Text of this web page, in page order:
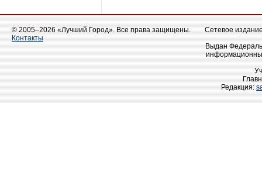
© 2005–2026 «Лучший Город». Все права защищены.
Контакты
Сетевое
Выдан
Редакция: